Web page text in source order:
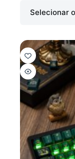
Selecionar